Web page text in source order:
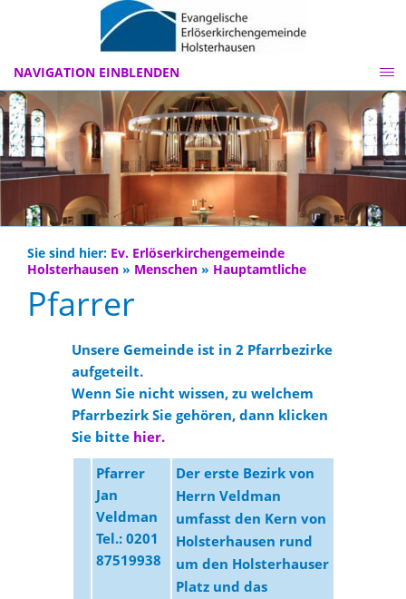
NAVIGATION EINBLENDEN
Sie sind hier: Ev. Erlöserkirchengemeinde
Holsterhausen » Menschen » Hauptamtliche
Pfarrer
Unsere Gemeinde ist in 2 Pfarrbezirke
aufgeteilt.
Wenn Sie nicht wissen, zu welchem
Pfarrbezirk Sie gehören, dann klicken
Sie bitte hier.
Pfarrer
Jan
Veldman
Tel.: 0201
87519938
Der erste Bezirk von
Herrn Veldman
umfasst den Kern von
Holsterhausen rund
um den Holsterhauser
Platz und das